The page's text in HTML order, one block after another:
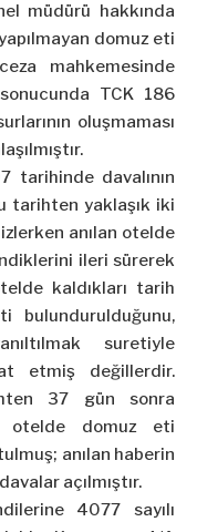
müdürü hakkında
domuz eti
mahkemesinde
sonucunda TCK 186
oluşmaması
tarihinde davalının
tarihten yaklaşık iki
anılan otelde
ileri sürerek
kaldıkları tarih
bulundurulduğunu,
suretiyle
etmiş değillerdir.
37 gün sonra
otelde domuz eti
anılan haberin
açılmıştır.
4077 sayılı